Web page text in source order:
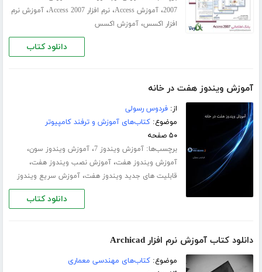
2007،آموزش Access ،نرم افزار Access 2007 ،آموزش نرم
افزار اکسس،آموزش اکسس
دانلود کتاب
آموزش ویندوز هفت در خانه
از:فردوس رسولی
موضوع:کتاب‌های آموزش و ترفند کامپیوتر
۵۰ صفحه
برچسب‌ها:آموزش ویندوز 7 ،آموزش ویندوز سون،
آموزش ویندوز هفت،آموزش نصب ویندوز هفت،
قابلیت های جدید ویندوز هفت،آموزش سریع ویندوز
دانلود کتاب
دانلود کتاب آموزش نرم افزار Archicad
موضوع:کتاب‌های مهندسی معماری